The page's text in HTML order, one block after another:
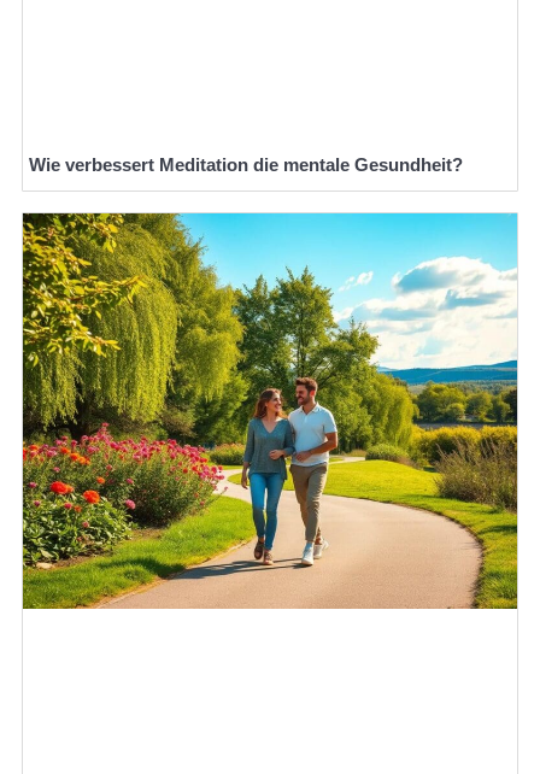
Wie verbessert Meditation die mentale Gesundheit?